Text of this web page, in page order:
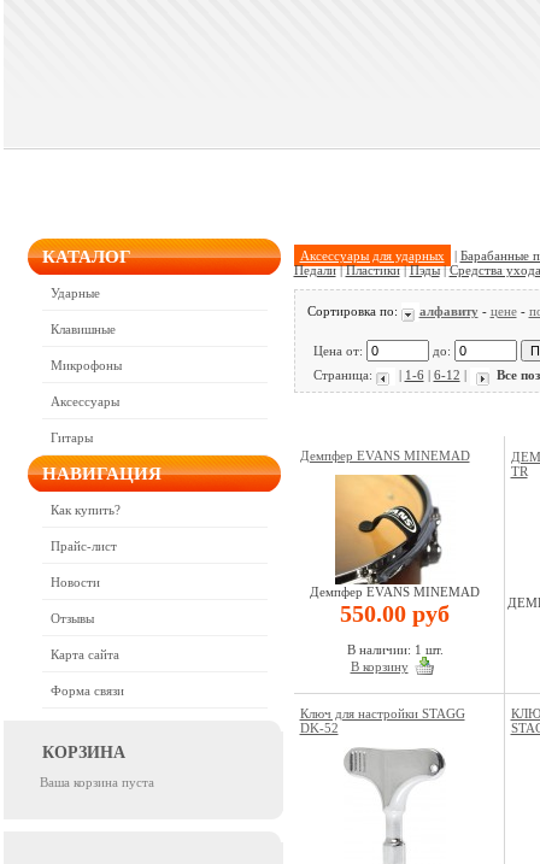
КАТАЛОГ
Ударные
Клавишные
Микрофоны
Аксессуары
Гитары
НАВИГАЦИЯ
Как купить?
Прайс-лист
Новости
Отзывы
Карта сайта
Форма связи
КОРЗИНА
Ваша корзина пуста
Аксессуары для ударных | Барабанные
Педали|Пластики|Пэды|Средства ухода
Сортировка по: алфавиту- цене-
Цена от:
до:
Страница:
| 1-6| 6-12 | Все
Демпфер EVANS MINEMAD
Демпфер EVANS MINEMAD
550.00 руб
В наличии: 1 шт.
В корзину
TR
Ключ для настройки STAGG
DK-52